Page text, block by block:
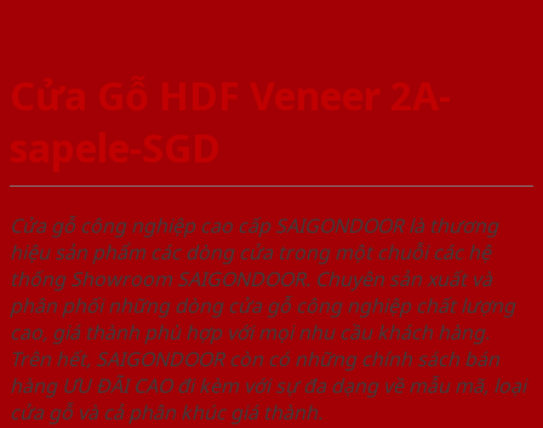
Cửa Gỗ HDF Veneer 2A-
sapele-SGD
Cửa gỗ công nghiệp cao cấp SAIGONDOOR là thương
hiệu sản phẩm các dòng cửa trong một chuỗi các hệ
thống Showroom SAIGONDOOR. Chuyên sản xuất và
phân phối những dòng cửa gỗ công nghiệp chất lượng
cao, giá thành phù hợp với mọi nhu cầu khách hàng.
Trên hết, SAIGONDOOR còn có những chính sách bán
hàng ƯU ĐÃI CAO đi kèm với sự đa dạng về mẫu mã, loại
cửa gỗ và cả phân khúc giá thành.